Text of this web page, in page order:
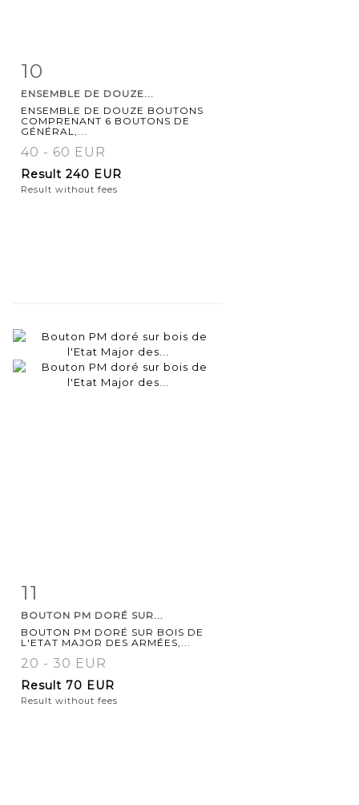
Item detail
10
ENSEMBLE DE DOUZE...
ENSEMBLE DE DOUZE BOUTONS
COMPRENANT 6 BOUTONS DE
GÉNÉRAL,...
40 - 60 EUR
Result 240 EUR
Result without fees
11
BOUTON PM DORÉ SUR...
BOUTON PM DORÉ SUR BOIS DE
L'ETAT MAJOR DES ARMÉES,...
20 - 30 EUR
Result 70 EUR
Result without fees